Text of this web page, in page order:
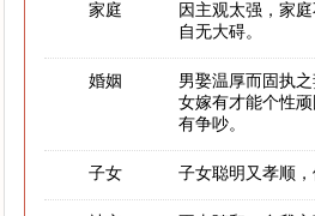
家庭
因主观太强，家
自无大碍。
婚姻
男娶温厚而固执
女嫁有才能个性
有争吵。
子女 子女聪明又孝顺，